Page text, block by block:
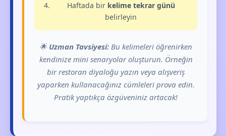
Haftada bir kelime tekrar günü
belirleyin
🌟 Uzman Tavsiyesi: Bu kelimeleri öğrenirken
kendinize mini senaryolar oluşturun. Örneğin
bir restoran diyaloğu yazın veya alışveriş
yaparken kullanacağınız cümleleri prova edin.
Pratik yaptıkça özgüveniniz artacak!